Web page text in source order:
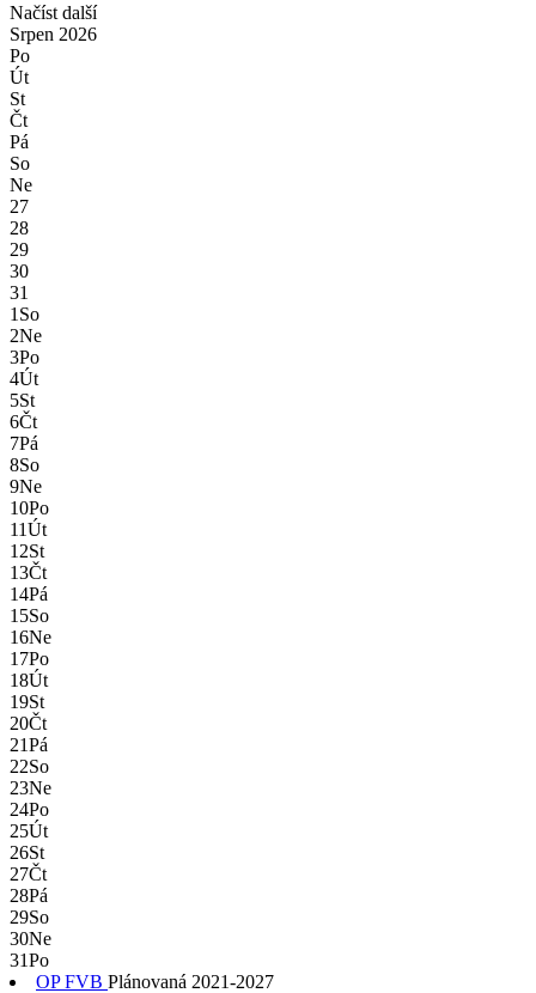
Načíst další
Srpen 2026
Po
Út
St
Čt
Pá
So
Ne
27
28
29
30
31
1 So
2Ne
3Po
4Út
5St
6Čt
7Pá
8So
9Ne
10Po
11Út
12St
13Čt
14Pá
15So
16Ne
17Po
18Út
19St
20Čt
21Pá
22So
23Ne
24Po
25Út
26St
27Čt
28Pá
29So
30Ne
31Po
OP FVB Plánovaná 2021-2027